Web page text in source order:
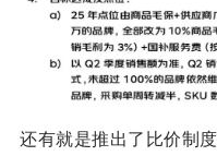
还有就是推出了比价制